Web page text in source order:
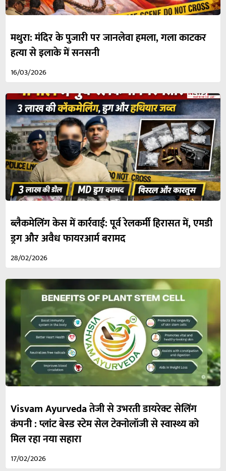
मथुरा: मंदिर के पुजारी पर जानलेवा हमला, गला काटकर
हत्या से इलाके में सनसनी
16/03/2026
ब्लैकमेलिंग केस में कार्रवाई: पूर्व रेलकर्मी हिरासत में, एमडी
ड्रग और अवैध फायरआर्म बरामद
28/02/2026
Visvam Ayurveda तेजी से उभरती डायरेक्ट सेलिंग
कंपनी : प्लांट बेस्ड स्टेम सेल टेक्नोलॉजी से स्वास्थ्य को
मिल रहा नया सहारा
17/02/2026